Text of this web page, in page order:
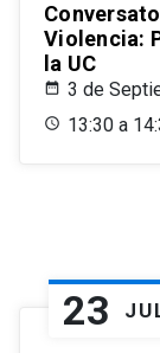
Violencia:
la UC
3 de
13:30 a
23